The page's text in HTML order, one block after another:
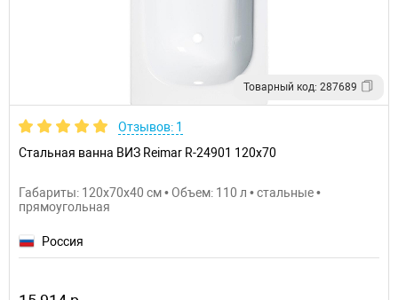
Товарный код: 287689
Отзывов: 1
Стальная ванна ВИЗ Reimar R-24901 120х70
Габариты: 120x70x40 см • Объем: 110 л • стальные •
прямоугольная
Россия